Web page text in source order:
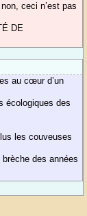
ceci n’est pas
DE
au cœur d’un
écologiques des
les couveuses
des années